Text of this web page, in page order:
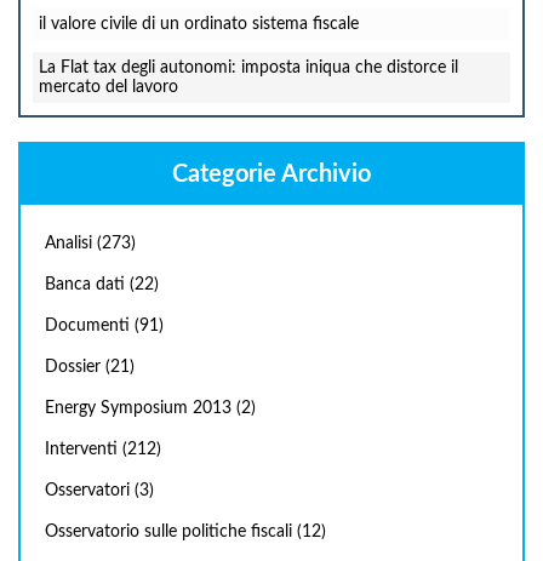
il valore civile di un ordinato sistema fiscale
La Flat tax degli autonomi: imposta iniqua che distorce il
mercato del lavoro
Categorie Archivio
Analisi (273)
Banca dati (22)
Documenti (91)
Dossier (21)
Energy Symposium 2013 (2)
Interventi (212)
Osservatori (3)
Osservatorio sulle politiche fiscali (12)